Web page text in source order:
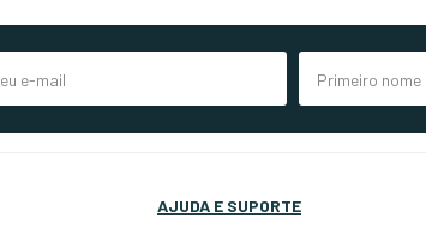
AJUDA E SUPORTE